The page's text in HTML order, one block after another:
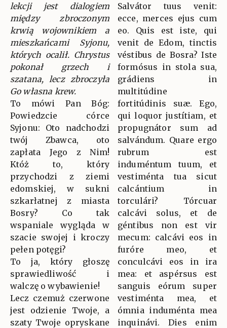
lekcji jest dialogiem
między zbroczonym
krwią wojownikiem a
mieszkańcami Syjonu,
których ocalił. Chrystus
pokonał grzech i
szatana, lecz zbroczyła
Go własna krew.
To mówi Pan Bóg:
Powiedzcie córce
Syjonu: Oto nadchodzi
twój Zbawca, oto
zapłata Jego z Nim!
Któż to, który
przychodzi z ziemi
edomskiej, w sukni
szkarłatnej z miasta
Bosry? Co tak
wspaniale wygląda w
szacie swojej i kroczy
pełen potęgi?
To ja, który głoszę
sprawiedliwość i
walczę o wybawienie!
Lecz czemuż czerwone
jest odzienie Twoje, a
szaty Twoje opryskane
Salvátor tuus venit:
ecce, merces ejus cum
eo. Quis est iste, qui
venit de Edom, tinctis
véstibus de Bosra? Iste
formósus in stola sua,
grádiens in
multitúdine
fortitúdinis suæ. Ego,
qui loquor justítiam, et
propugnátor sum ad
salvándum. Quare ergo
rubrum est
induméntum tuum, et
vestiménta tua sicut
calcántium in
torculári? Tórcuar
calcávi solus, et de
géntibus non est vir
mecum: calcávi eos in
furóre meo, et
conculcávi eos in ira
mea: et aspérsus est
sanguis eórum super
vestiménta mea, et
ómnia induménta mea
inquinávi. Dies enim